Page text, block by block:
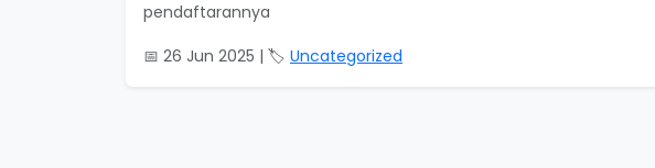
pendaftarannya
📅 26 Jun 2025 | 🏷️ Uncategorized